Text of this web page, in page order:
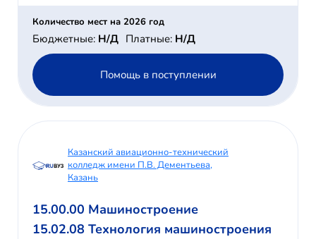
Количество мест на 2026 год
Бюджетные: Н/Д Платные: Н/Д
Помощь в поступлении
Казанский авиационно-технический
колледж имени П.В. Дементьева,
Казань
15.00.00 Машиностроение
15.02.08 Технология машиностроения